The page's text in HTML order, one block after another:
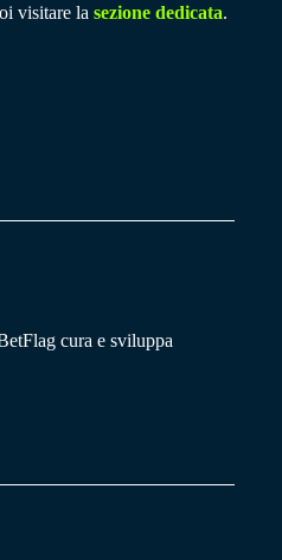
visitare la sezione dedicata.
cura e sviluppa